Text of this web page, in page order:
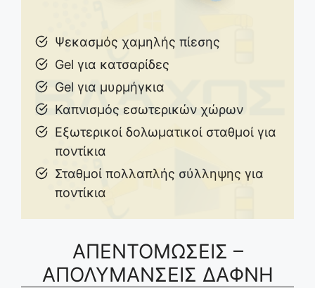
Ψεκασμός χαμηλής πίεσης
Gel για κατσαρίδες
Gel για μυρμήγκια
Καπνισμός εσωτερικών χώρων
Εξωτερικοί δολωματικοί σταθμοί για
ποντίκια
Σταθμοί πολλαπλής σύλληψης για
ποντίκια
ΑΠΕΝΤΟΜΩΣΕΙΣ –
ΑΠΟΛΥΜΑΝΣΕΙΣ ΔΑΦΝΗ